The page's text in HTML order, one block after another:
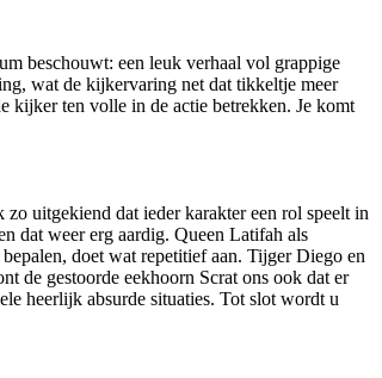
beschouwt: een leuk verhaal vol grappige
wat de kijkervaring net dat tikkeltje meer
kijker ten volle in de actie betrekken. Je komt
uitgekiend dat ieder karakter een rol speelt in
dat weer erg aardig. Queen Latifah als
doet wat repetitief aan. Tijger Diego en
de gestoorde eekhoorn Scrat ons ook dat er
heerlijk absurde situaties. Tot slot wordt u